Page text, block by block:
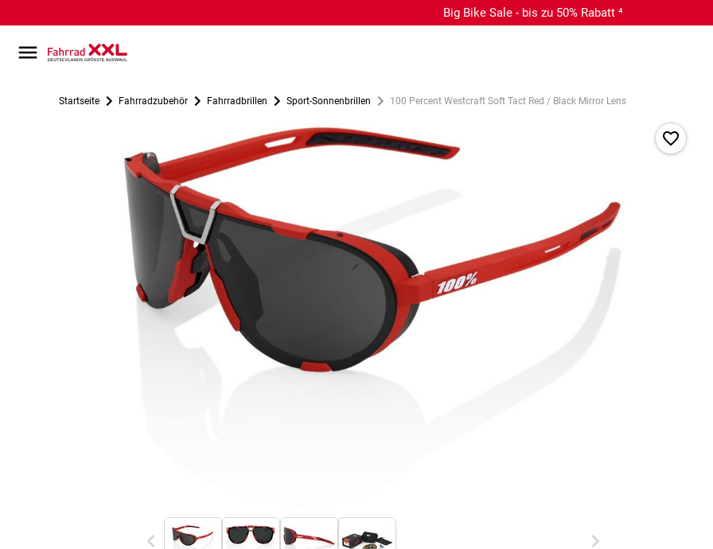
Big Bike Sale - bis zu 50% Rabatt ⁴
Startseite Fahrradzubehör Fahrradbrillen Sport-Sonnenbrillen 100 Percent Westcraft Soft Tact Red / Black Mirror Lens